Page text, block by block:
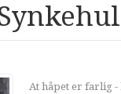
At håpet er farlig -